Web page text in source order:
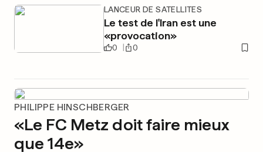
LANCEUR DE SATELLITES
Le test de l'Iran est une
«provocation»
0 0
PHILIPPE HINSCHBERGER
«Le FC Metz doit faire mieux
que 14e»